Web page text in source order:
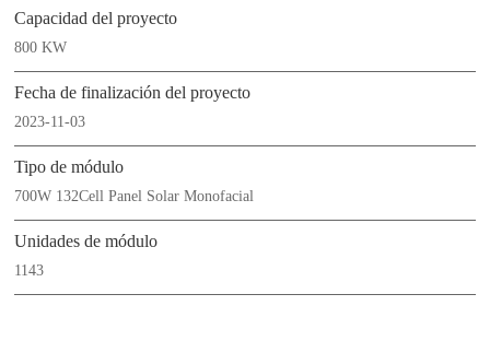
Capacidad del proyecto
800 KW
Fecha de finalización del proyecto
2023-11-03
Tipo de módulo
700W 132Cell Panel Solar Monofacial
Unidades de módulo
1143